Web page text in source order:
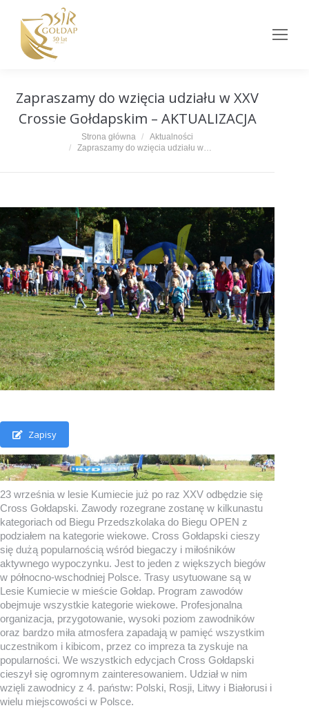
Zapraszamy do wzięcia udziału w XXV
Crossie Gołdapskim – AKTUALIZACJA
Strona główna
Aktualności
Zapraszamy do wzięcia udziału w…
Zapisy
23 września w lesie Kumiecie już po raz XXV odbędzie się
Cross Gołdapski. Zawody rozegrane zostanę w kilkunastu
kategoriach od Biegu Przedszkolaka do Biegu OPEN z
podziałem na kategorie wiekowe. Cross Gołdapski cieszy
się dużą popularnością wśród biegaczy i miłośników
aktywnego wypoczynku. Jest to jeden z większych biegów
w północno-wschodniej Polsce. Trasy usytuowane są w
Lesie Kumiecie w mieście Gołdap. Program zawodów
obejmuje wszystkie kategorie wiekowe. Profesjonalna
organizacja, przygotowanie, wysoki poziom zawodników
oraz bardzo miła atmosfera zapadają w pamięć wszystkim
uczestnikom i kibicom, przez co impreza ta zyskuje na
popularności. We wszystkich edycjach Cross Gołdapski
cieszył się ogromnym zainteresowaniem. Udział w nim
wzięli zawodnicy z 4. państw: Polski, Rosji, Litwy i Białorusi i
wielu miejscowości w Polsce.